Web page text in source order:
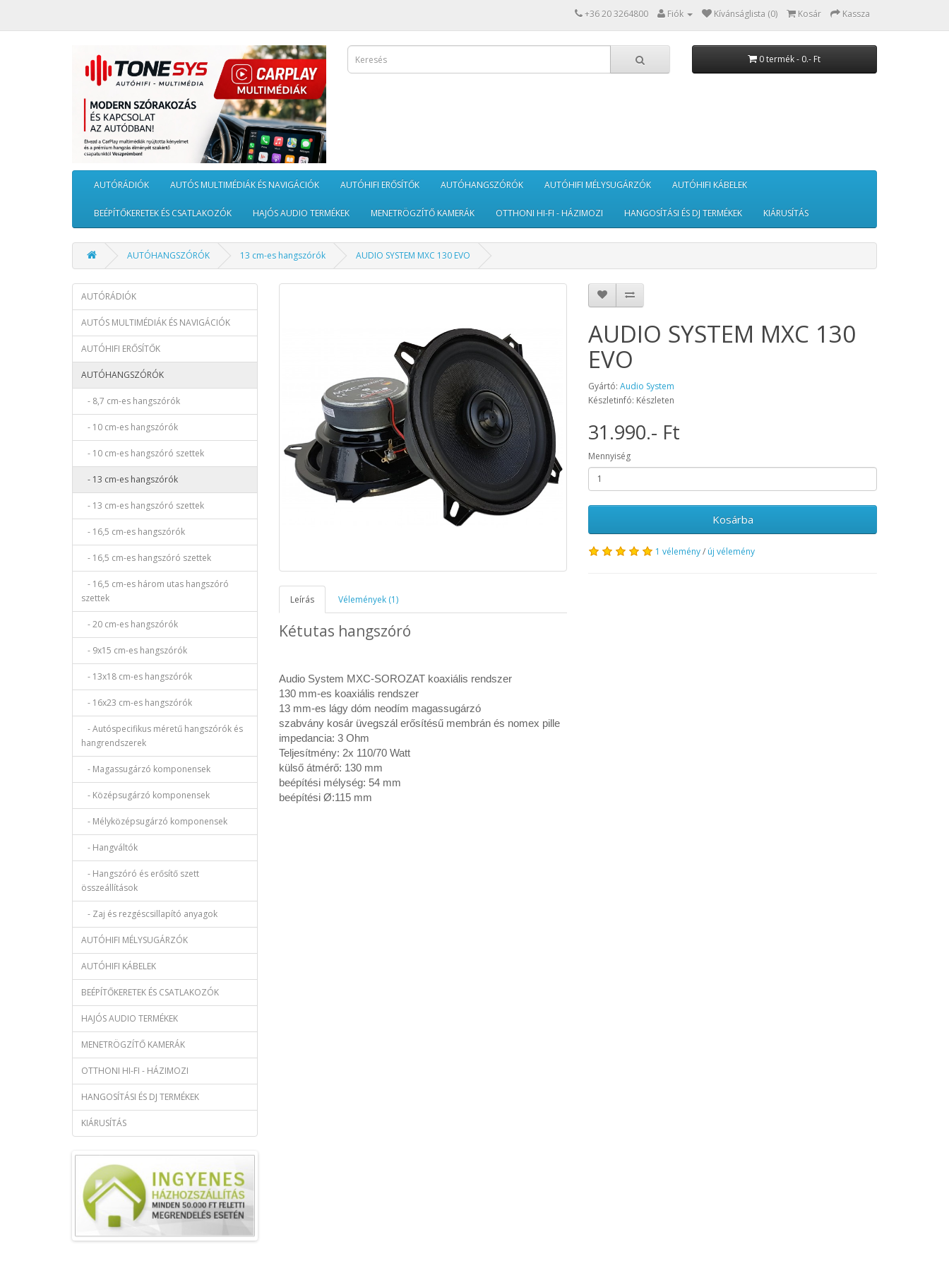
+36 20 3264800 Fiók Kívánságlista (0) Kosár Kassza
0 termék - 0.- Ft
AUTÓRÁDIÓK AUTÓS MULTIMÉDIÁK ÉS NAVIGÁCIÓK AUTÓHIFI ERŐSÍTŐK AUTÓHANGSZÓRÓK AUTÓHIFI MÉLYSUGÁRZÓK AUTÓHIFI KÁBELEK
BEÉPÍTŐKERETEK ÉS CSATLAKOZÓK HAJÓS AUDIO TERMÉKEK MENETRÖGZÍTŐ KAMERÁK OTTHONI HI-FI - HÁZIMOZI HANGOSÍTÁSI ÉS DJ TERMÉKEK KIÁRUSÍTÁS
AUTÓHANGSZÓRÓK 13 cm-es hangszórók AUDIO SYSTEM MXC 130 EVO
AUTÓRÁDIÓK
AUTÓS MULTIMÉDIÁK ÉS NAVIGÁCIÓK
AUTÓHIFI ERŐSÍTŐK
AUTÓHANGSZÓRÓK
- 8,7 cm-es hangszórók
- 10 cm-es hangszórók
- 10 cm-es hangszóró szettek
- 13 cm-es hangszórók
- 13 cm-es hangszóró szettek
- 16,5 cm-es hangszórók
- 16,5 cm-es hangszóró szettek
- 16,5 cm-es három utas hangszóró
szettek
- 20 cm-es hangszórók
- 9x15 cm-es hangszórók
- 13x18 cm-es hangszórók
- 16x23 cm-es hangszórók
- Autóspecifikus méretű hangszórók és
hangrendszerek
- Magassugárzó komponensek
- Középsugárzó komponensek
- Mélyközépsugárzó komponensek
- Hangváltók
- Hangszóró és erősítő szett
összeállítások
- Zaj és rezgéscsillapító anyagok
AUTÓHIFI MÉLYSUGÁRZÓK
AUTÓHIFI KÁBELEK
BEÉPÍTŐKERETEK ÉS CSATLAKOZÓK
HAJÓS AUDIO TERMÉKEK
MENETRÖGZÍTŐ KAMERÁK
OTTHONI HI-FI - HÁZIMOZI
HANGOSÍTÁSI ÉS DJ TERMÉKEK
KIÁRUSÍTÁS
Leírás Vélemények (1)
Kétutas hangszóró
Audio System MXC-SOROZAT koaxiális rendszer
130 mm-es koaxiális rendszer
13 mm-es lágy dóm neodím magassugárzó
szabvány kosár üvegszál erősítésű membrán és nomex pille
impedancia: 3 Ohm
Teljesítmény: 2x 110/70 Watt
külső átmérő: 130 mm
beépítési mélység: 54 mm
beépítési Ø:115 mm
AUDIO SYSTEM MXC 130
EVO
Gyártó:Audio System
Készletinfó: Készleten
31.990.- Ft
Mennyiség
Kosárba
1 vélemény/ új vélemény